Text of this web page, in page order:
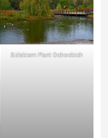
Szlakiem Plant Ochockich